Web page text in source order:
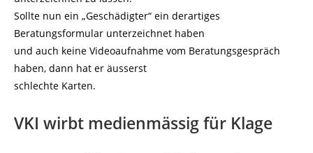
Sollte nun ein „Geschädigter“ ein derartiges
Beratungsformular unterzeichnet haben
und auch keine Videoaufnahme vom Beratungsgespräch
haben, dann hat er äusserst
schlechte Karten.
VKI wirbt medienmässig für Klage